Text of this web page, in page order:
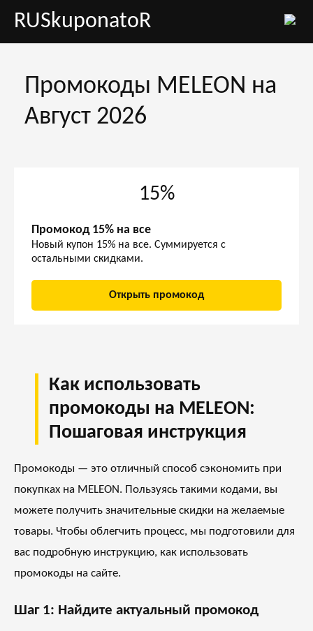
RUSkuponatoR
Промокоды MELEON на
Август 2026
15%
Промокод 15% на все
Новый купон 15% на все. Суммируется с
остальными скидками.
Открыть промокод
Как использовать
промокоды на MELEON:
Пошаговая инструкция
Промокоды — это отличный способ сэкономить при
покупках на MELEON. Пользуясь такими кодами, вы
можете получить значительные скидки на желаемые
товары. Чтобы облегчить процесс, мы подготовили для
вас подробную инструкцию, как использовать
промокоды на сайте.
Шаг 1: Найдите актуальный промокод